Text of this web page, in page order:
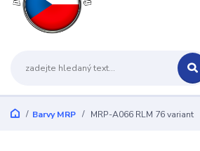
Barvy MRP MRP-A066 RLM 76 variant